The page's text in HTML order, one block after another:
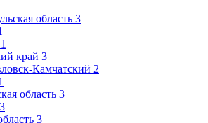
область 3
1
край 3
Камчатский 2
область 3
3
3